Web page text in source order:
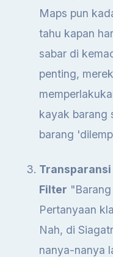
Maps pun
tahu kapan
sabar di
penting,
kayak barang
barang
Transparansi
Filter
Pertanyaan
Nah, di
nanya-nanya